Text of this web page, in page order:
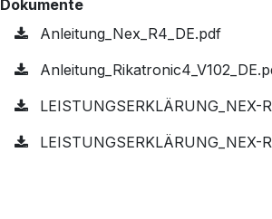
Dokumente
Anleitung_Nex_R4_DE.pdf
LEISTUNGSERKLÄRUNG_NEX-
LEISTUNGSERKLÄRUNG_NEX-